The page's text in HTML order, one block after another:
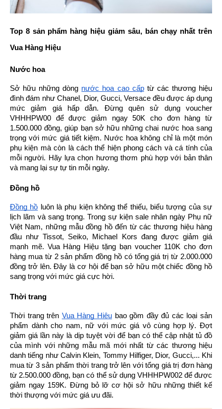
Top 8 sản phẩm hàng hiệu giảm sâu, bán chạy nhất trên
Vua Hàng Hiệu
Nước hoa
Sở hữu những dòng nước hoa cao cấp từ các thương hiệu
đình đám như Chanel, Dior, Gucci, Versace đều được áp dụng
mức giảm giá hấp dẫn. Đừng quên sử dụng voucher
VHHHPW00 để được giảm ngay 50K cho đơn hàng từ
1.500.000 đồng, giúp bạn sở hữu những chai nước hoa sang
trọng với mức giá tiết kiệm. Nước hoa không chỉ là một món
phụ kiện mà còn là cách thể hiện phong cách và cá tính của
mỗi người. Hãy lựa chọn hương thơm phù hợp với bản thân
và mang lại sự tự tin mỗi ngày.
Đồng hồ
Đồng hồ luôn là phụ kiện không thể thiếu, biểu tượng của sự
lịch lãm và sang trọng. Trong sự kiện sale nhân ngày Phụ nữ
Việt Nam, những mẫu đồng hồ đến từ các thương hiệu hàng
đầu như Tissot, Seiko, Michael Kors đang được giảm giá
mạnh mẽ. Vua Hàng Hiệu tặng bạn voucher 110K cho đơn
hàng mua từ 2 sản phẩm đồng hồ có tổng giá trị từ 2.000.000
đồng trở lên. Đây là cơ hội để bạn sở hữu một chiếc đồng hồ
sang trọng với mức giá cực hời.
Thời trang
Thời trang trên Vua Hàng Hiệu bao gồm đầy đủ các loại sản
phẩm dành cho nam, nữ với mức giá vô cùng hợp lý. Đợt
giảm giá lần này là dịp tuyệt vời để bạn có thể cập nhật tủ đồ
của mình với những mẫu mã mới nhất từ các thương hiệu
danh tiếng như Calvin Klein, Tommy Hilfiger, Dior, Gucci,... Khi
mua từ 3 sản phẩm thời trang trở lên với tổng giá trị đơn hàng
từ 2.500.000 đồng, bạn có thể sử dụng VHHHPW002 để được
giảm ngay 159K. Đừng bỏ lỡ cơ hội sở hữu những thiết kế
thời thượng với mức giá ưu đãi.